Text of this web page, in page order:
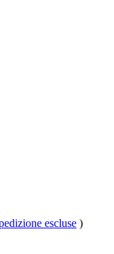
escluse )